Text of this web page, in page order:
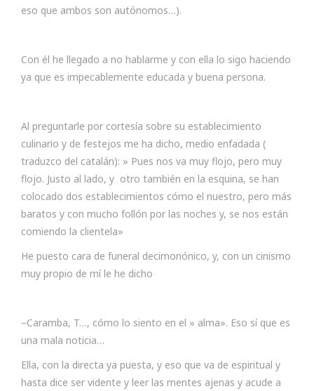
eso que ambos son autónomos…).
Con él he llegado a no hablarme y con ella lo sigo haciendo
ya que es impecablemente educada y buena persona.
Al preguntarle por cortesía sobre su establecimiento
culinario y de festejos me ha dicho, medio enfadada (
traduzco del catalán): » Pues nos va muy flojo, pero muy
flojo. Justo al lado, y otro también en la esquina, se han
colocado dos establecimientos cómo el nuestro, pero más
baratos y con mucho follón por las noches y, se nos están
comiendo la clientela»
He puesto cara de funeral decimonónico, y, con un cinismo
muy propio de mí le he dicho
–Caramba, T…, cómo lo siento en el » alma». Eso sí que es
una mala noticia…
Ella, con la directa ya puesta, y eso que va de espiritual y
hasta dice ser vidente y leer las mentes ajenas y acude a